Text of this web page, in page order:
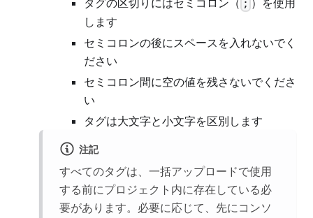
;
します
セミコロンの後にスペースを入れないでく
ださい
セミコロン間に空の値を残さないでくださ
い
タグは大文字と小文字を区別します
注記
すべてのタグは、一括アップロードで使用
する前にプロジェクト内に存在している必
要があります。必要に応じて、先にコンソ